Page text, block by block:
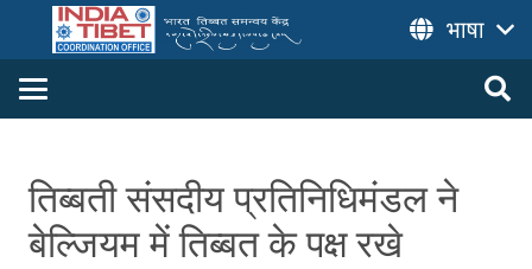
भाषा
तिब्‍बती संसदीय प्रतिनिधिमंडल ने
बेल्जियम में तिब्बत के पक्ष रखे